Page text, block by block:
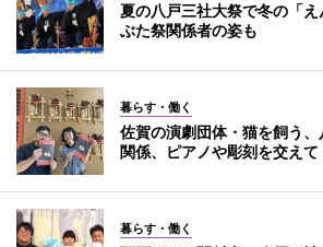
夏の八戸三社大祭で冬の「
ぶた祭関係者の姿も
暮らす・働く
佐賀の演劇団体・猫を飼う
関係、ピアノや彫刻を交えて
暮らす・働く